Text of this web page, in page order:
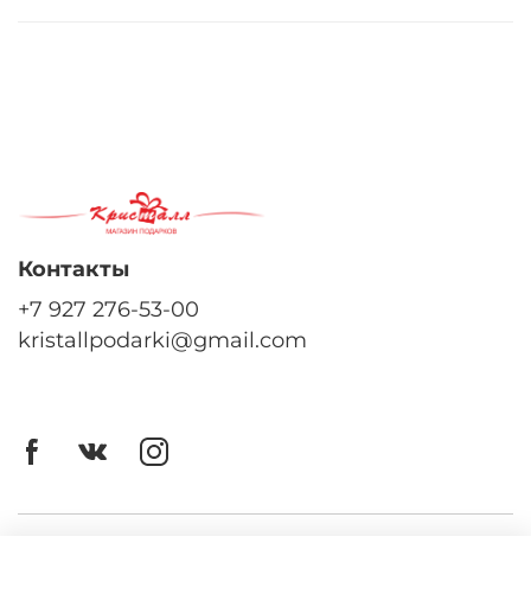
Контакты
+7 927 276-53-00
kristallpodarki@gmail.com